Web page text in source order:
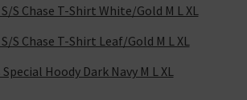
S Chase T-Shirt White/Gold M L XL
S Chase T-Shirt Leaf/Gold M L XL
Hoody Dark Navy M L XL